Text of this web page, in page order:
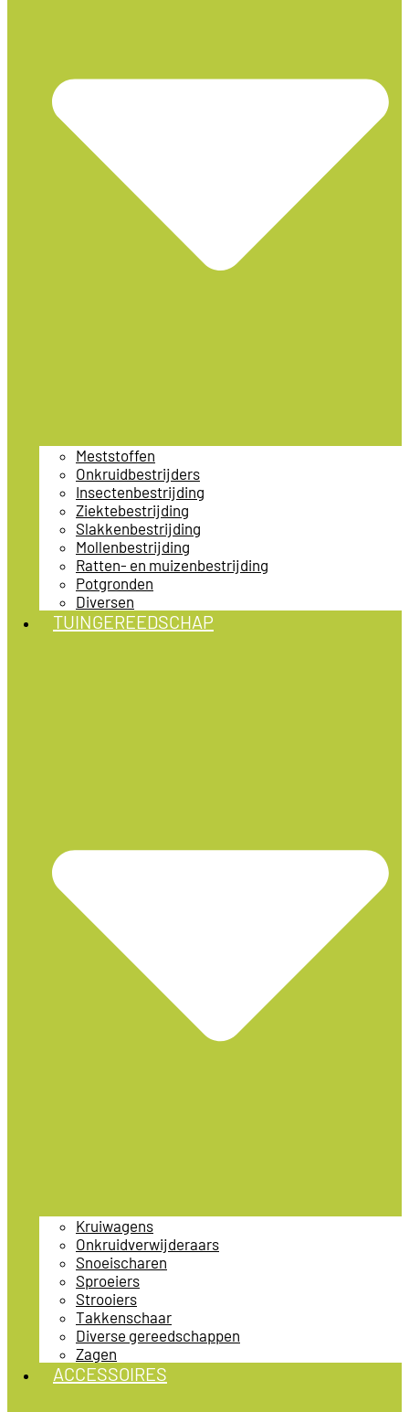
Meststoffen
Onkruidbestrijders
Insectenbestrijding
Ziektebestrijding
Slakkenbestrijding
Mollenbestrijding
Ratten- en muizenbestrijding
Potgronden
Diversen
TUINGEREEDSCHAP
Kruiwagens
Onkruidverwijderaars
Snoeischaren
Sproeiers
Strooiers
Takkenschaar
Diverse gereedschappen
Zagen
ACCESSOIRES